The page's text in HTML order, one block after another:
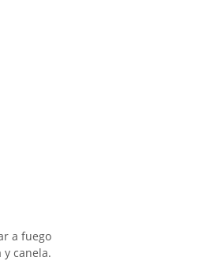
a fuego
canela.